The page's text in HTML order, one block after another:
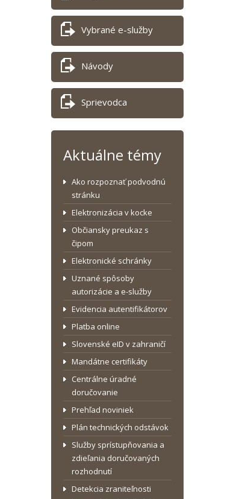
Vybrané e-služby
Návody
Sprievodca
Aktuálne témy
Ako rozpoznať podvodnú
stránku
Elektronizácia v kocke
Občiansky preukaz s
čipom
Elektronické schránky
Uznané spôsoby
autorizácie a e-služby
Evidencia autentifikátorov
Platba online
Slovenské eID v zahraničí
Mandátne certifikáty
Centrálne úradné
doručovanie
Prehľad noviniek
Plán technických odstávok
Služby sprístupňovania a
zdieľania doručovaných
rozhodnutí
Detekcia zraniteľnosti